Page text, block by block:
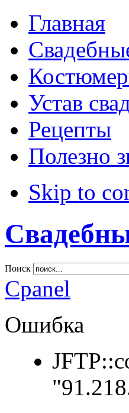
Главная
Устав
Рецепты
Полезно
Skip to
Поиск
Direction
LTR
RTL
Menu Style
Mega
CSS
Split
Apply Reset
Cpanel
Ошибка